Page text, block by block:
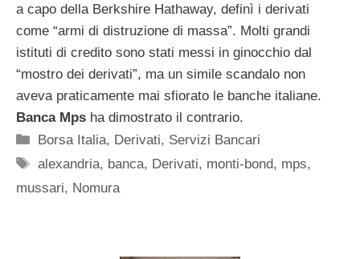
a capo della Berkshire Hathaway, definì i derivati
come “armi di distruzione di massa”. Molti grandi
istituti di credito sono stati messi in ginocchio dal
“mostro dei derivati”, ma un simile scandalo non
aveva praticamente mai sfiorato le banche italiane.
Banca Mps ha dimostrato il contrario.
Categorie
Borsa Italia, Derivati, Servizi Bancari
Tag
alexandria, banca, Derivati, monti-bond, mps,
mussari, Nomura